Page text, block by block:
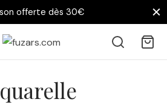
offerte dès 30€